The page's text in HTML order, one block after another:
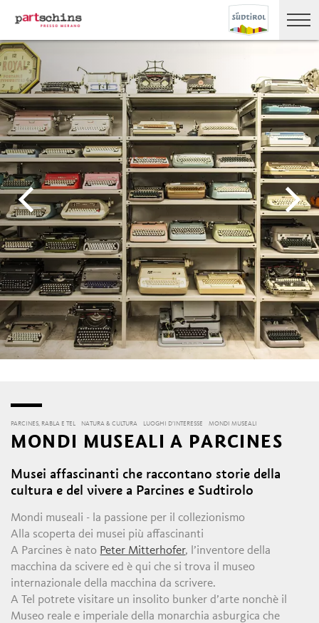
PARCINES, RABLA E TEL NATURA & CULTURA LUOGHI D’INTERESSE MONDI MUSEALI
MONDI MUSEALI A PARCINES
Musei affascinanti che raccontano storie della
cultura e del vivere a Parcines e Sudtirolo
Mondi museali - la passione per il collezionismo
Alla scoperta dei musei più affascinanti
A Parcines è nato Peter Mitterhofer, l’inventore della
macchina da scivere ed è qui che si trova il museo
internazionale della macchina da scrivere.
A Tel potrete visitare un insolito bunker d’arte nonchè il
Museo reale e imperiale della monarchia asburgica che